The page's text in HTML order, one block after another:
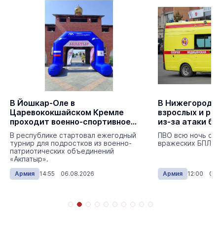
В Йошкар-Оле в
Царевококшайском Кремле
проходит военно-спортивное
многоборье
В республике стартовал ежегодный
турнир для подростков из военно-
патриотических объединений
«Акпатыр».
Армия 14:55 06.08.2026
В
взрослых и
из-за атаки
ПВО всю ночь
вражеских БПЛА.
Армия 12:00